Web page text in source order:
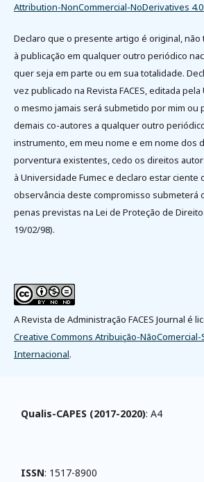
Attribution-NonCommercial-NoDerivatives
Declaro que o presente artigo é original,
à publicação em qualquer outro periódico
quer seja em parte ou em sua totalidade.
vez publicado na Revista FACES, editada pela
o mesmo jamais será submetido por mim ou
demais co-autores a qualquer outro
instrumento, em meu nome e em nome dos
porventura existentes, cedo os direitos
à Universidade Fumec e declaro estar ciente
observância deste compromisso submeterá
penas previstas na Lei de Proteção de
19/02/98).
A Revista de Administração FACES Journal é
Creative Commons Atribuição-
Internacional.
Qualis-CAPES (2017-2020): A4
ISSN: 1517-8900